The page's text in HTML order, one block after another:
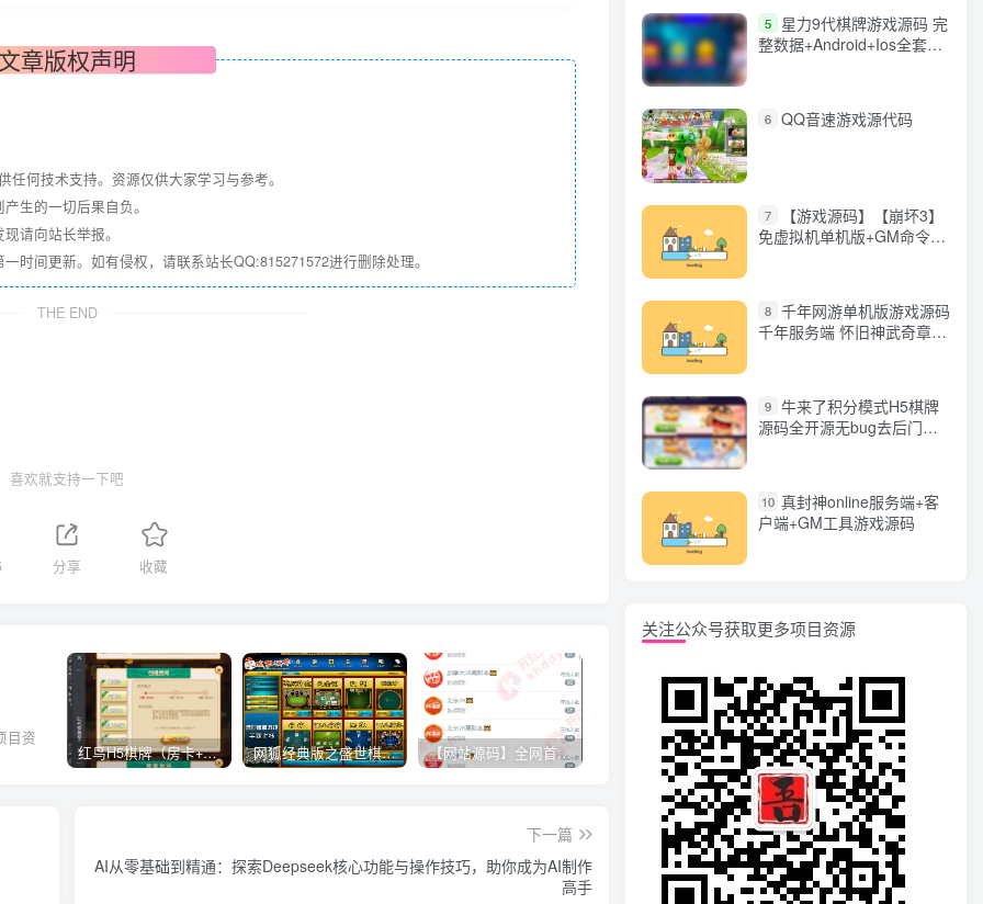
章版权声明
何技术支持。资源仅供大家学习与参考。
生的一切后果自负。
请向站长举报。
时间更新。如有侵权，请联系站长QQ:815271572进行删除处理。
THE END
喜欢就支持一下吧
分享 收藏
目资
红鸟H5棋牌（房卡+金币）全套双模式游戏源码 网狐经典版之盛世棋牌完整游戏源码（包含文档、架设教程、网站、源代码等） 【网站源码】全网首发+旗舰28完美运营Java版高仿28圈+彩种丰富+机器人+眯牌 香逸房卡十三水完整游戏源码 适合做二开 星力9代棋牌游戏源码 完整数据+Android+Ios全套APP客户端 解密工具+视频教程(见另个链接)
下一篇
AI从零基础到精通：探索Deepseek核心功能与操作技巧，助你成为AI制作
高手
5
星力9代棋牌游戏源码 完
整数据+Android+Ios全套
6 QQ音速游戏源代码
7
【游戏源码】【崩坏3】
免虚拟机单机版+GM命令
8 千年网游单机版游戏源码
千年服务端 怀旧神武奇章一
9 牛来了积分模式H5棋牌
源码全开源无bug去后门无
10 真封神online服务端+客
户端+GM工具游戏源码
关注公众号获取更多项目资源